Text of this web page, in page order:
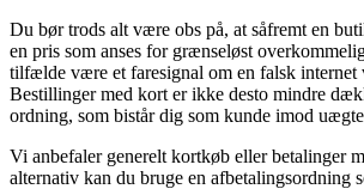
Du bør trods alt være obs på, at såfremt en
en pris som anses for grænseløst
tilfælde være et faresignal om en falsk internet
Bestillinger med kort er ikke desto mindre
ordning, som bistår dig som kunde imod
Vi anbefaler generelt kortkøb eller betalinger
alternativ kan du bruge en afbetalingsordning